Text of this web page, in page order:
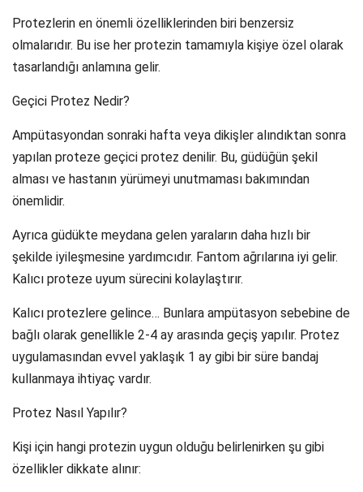
Protezlerin en önemli özelliklerinden biri benzersiz
olmalarıdır. Bu ise her protezin tamamıyla kişiye özel olarak
tasarlandığı anlamına gelir.
Geçici Protez Nedir?
Ampütasyondan sonraki hafta veya dikişler alındıktan sonra
yapılan proteze geçici protez denilir. Bu, güdüğün şekil
alması ve hastanın yürümeyi unutmaması bakımından
önemlidir.
Ayrıca güdükte meydana gelen yaraların daha hızlı bir
şekilde iyileşmesine yardımcıdır. Fantom ağrılarına iyi gelir.
Kalıcı proteze uyum sürecini kolaylaştırır.
Kalıcı protezlere gelince… Bunlara ampütasyon sebebine de
bağlı olarak genellikle 2-4 ay arasında geçiş yapılır. Protez
uygulamasından evvel yaklaşık 1 ay gibi bir süre bandaj
kullanmaya ihtiyaç vardır.
Protez Nasıl Yapılır?
Kişi için hangi protezin uygun olduğu belirlenirken şu gibi
özellikler dikkate alınır: